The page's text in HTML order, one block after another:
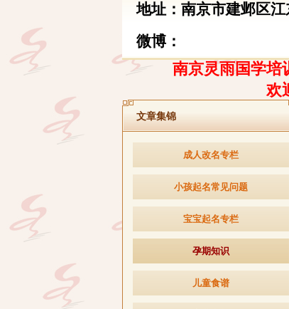
地址：南京市建邺区
微博：
南京灵雨国学培
欢
文章集锦
成人改名专栏
小孩起名常见问题
宝宝起名专栏
孕期知识
儿童食谱